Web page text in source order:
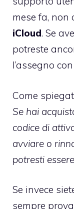
mese fa,
iCloud. Se
potreste
l’assegno
Come
Se hai
codice di
avviare o
potresti
Se invece
sempre